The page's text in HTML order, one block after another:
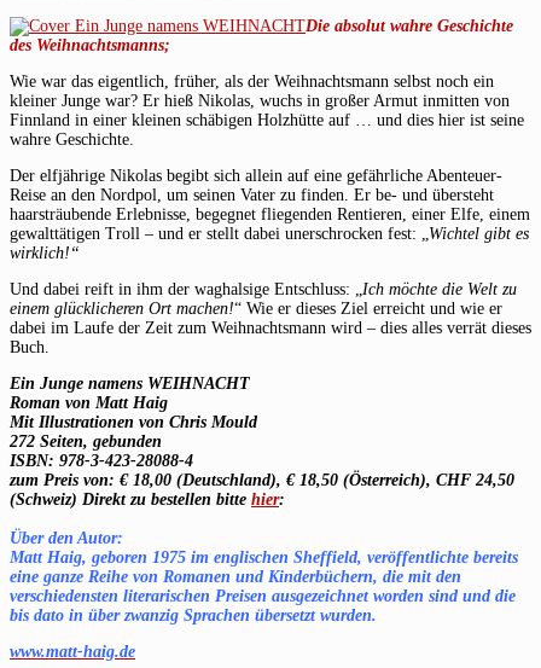
Die absolut wahre Geschichte
des Weihnachtsmanns;
Wie war das eigentlich, früher, als der Weihnachtsmann selbst noch ein
kleiner Junge war? Er hieß Nikolas, wuchs in großer Armut inmitten von
Finnland in einer kleinen schäbigen Holzhütte auf … und dies hier ist seine
wahre Geschichte.
Der elfjährige Nikolas begibt sich allein auf eine gefährliche Abenteuer-
Reise an den Nordpol, um seinen Vater zu finden. Er be- und übersteht
haarsträubende Erlebnisse, begegnet fliegenden Rentieren, einer Elfe, einem
gewalttätigen Troll – und er stellt dabei unerschrocken fest: „ Wichtel gibt es
wirklich!“
Und dabei reift in ihm der waghalsige Entschluss: „ Ich möchte die Welt zu
einem glücklicheren Ort machen!“ Wie er dieses Ziel erreicht und wie er
dabei im Laufe der Zeit zum Weihnachtsmann wird – dies alles verrät dieses
Buch.
Ein Junge namens WEIHNACHT
Roman von Matt Haig
Mit Illustrationen von Chris Mould
272 Seiten, gebunden
ISBN: 978-3-423-28088-4
zum Preis von: € 18,00 (Deutschland), € 18,50 (Österreich), CHF 24,50
(Schweiz) Direkt zu bestellen bitte hier:
Über den Autor:
Matt Haig, geboren 1975 im englischen Sheffield, veröffentlichte bereits
eine ganze Reihe von Romanen und Kinderbüchern, die mit den
verschiedensten literarischen Preisen ausgezeichnet worden sind und die
bis dato in über zwanzig Sprachen übersetzt wurden.
www.matt-haig.de